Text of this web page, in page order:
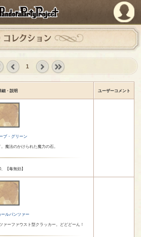
PandoraPartyProject
コレクション
prev
1
細・説明 ユーザーコメント
プ・グリーン
魔法のかけられた魔力の石。
【毒無効】
ルパンツァー
ァーファウスト型クラッカー。どどどーん！